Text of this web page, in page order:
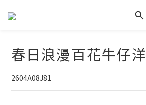
春日浪漫百花牛仔洋
2604A08J81